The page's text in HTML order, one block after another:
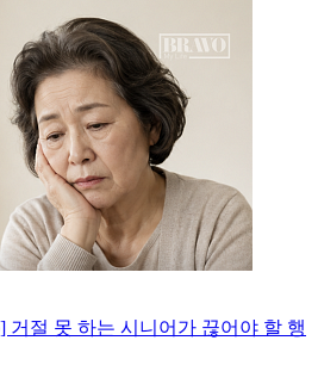
거절 못 하는 시니어가 끊어야 할 행